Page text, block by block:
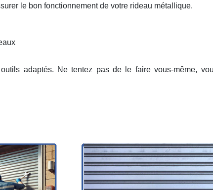
le bon fonctionnement de votre rideau métallique.
adaptés. Ne tentez pas de le faire vous-même,